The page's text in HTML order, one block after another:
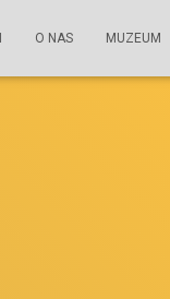
O NAS MUZEUM